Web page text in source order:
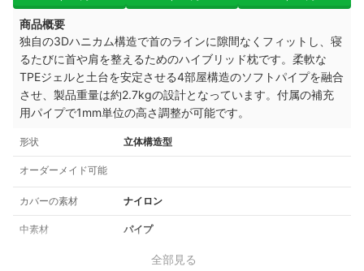
商品概要
独自の3Dハニカム構造で首のラインに隙間なくフィットし、寝
るたびに首や肩を整えるためのハイブリッド枕です。柔軟な
TPEジェルと土台を安定させる4部屋構造のソフトパイプを融合
させ、製品重量は約2.7kgの設計となっています。付属の補充
用パイプで1mm単位の高さ調整が可能です。
形状 立体構造型
オーダーメイド可能
カバーの素材 ナイロン
中素材 パイプ
全部見る